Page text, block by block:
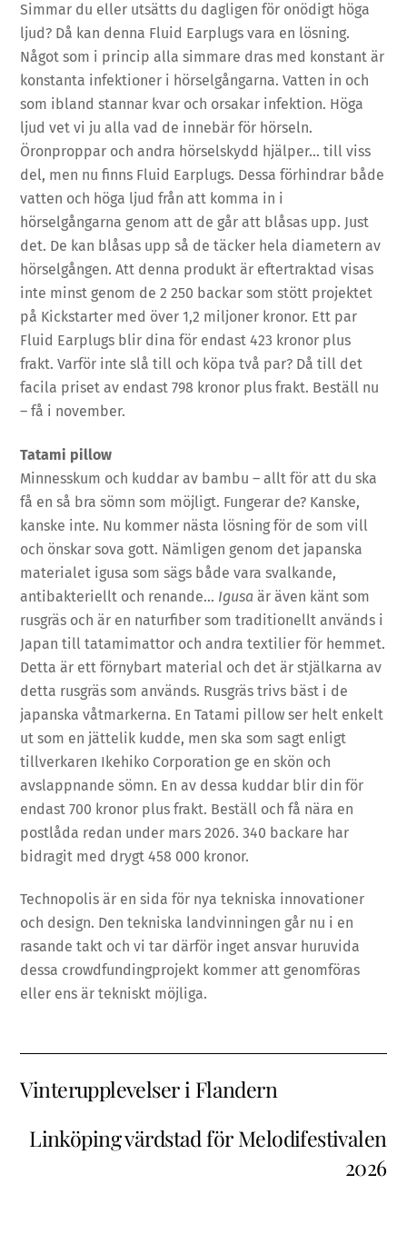
Simmar du eller utsätts du dagligen för onödigt höga
ljud? Då kan denna Fluid Earplugs vara en lösning.
Något som i princip alla simmare dras med konstant är
konstanta infektioner i hörselgångarna. Vatten in och
som ibland stannar kvar och orsakar infektion. Höga
ljud vet vi ju alla vad de innebär för hörseln.
Öronproppar och andra hörselskydd hjälper… till viss
del, men nu finns Fluid Earplugs. Dessa förhindrar både
vatten och höga ljud från att komma in i
hörselgångarna genom att de går att blåsas upp. Just
det. De kan blåsas upp så de täcker hela diametern av
hörselgången. Att denna produkt är eftertraktad visas
inte minst genom de 2 250 backar som stött projektet
på Kickstarter med över 1,2 miljoner kronor. Ett par
Fluid Earplugs blir dina för endast 423 kronor plus
frakt. Varför inte slå till och köpa två par? Då till det
facila priset av endast 798 kronor plus frakt. Beställ nu
– få i november.
Tatami pillow
Minnesskum och kuddar av bambu – allt för att du ska
få en så bra sömn som möjligt. Fungerar de? Kanske,
kanske inte. Nu kommer nästa lösning för de som vill
och önskar sova gott. Nämligen genom det japanska
materialet igusa som sägs både vara svalkande,
antibakteriellt och renande… Igusaär även känt som
rusgräs och är en naturfiber som traditionellt används i
Japan till tatamimattor och andra textilier för hemmet.
Detta är ett förnybart material och det är stjälkarna av
detta rusgräs som används. Rusgräs trivs bäst i de
japanska våtmarkerna. En Tatami pillow ser helt enkelt
ut som en jättelik kudde, men ska som sagt enligt
tillverkaren Ikehiko Corporation ge en skön och
avslappnande sömn. En av dessa kuddar blir din för
endast 700 kronor plus frakt. Beställ och få nära en
postlåda redan under mars 2026. 340 backare har
bidragit med drygt 458 000 kronor.
Technopolis är en sida för nya tekniska innovationer
och design. Den tekniska landvinningen går nu i en
rasande takt och vi tar därför inget ansvar huruvida
dessa crowdfundingprojekt kommer att genomföras
eller ens är tekniskt möjliga.
Vinterupplevelser i Flandern
Linköping värdstad för Melodifestivalen
2026